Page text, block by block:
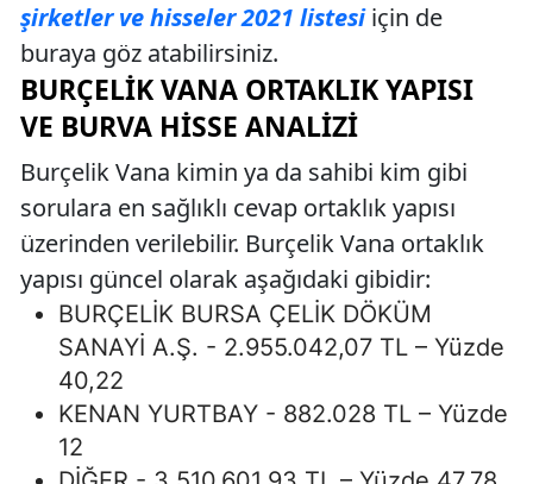
şirketler ve hisseler 2021 listesiiçin de
buraya göz atabilirsiniz.
BURÇELIK VANA ORTAKLIK YAPISI
VE BURVA HISSE ANALIZI
Burçelik Vana kimin ya da sahibi kim gibi
sorulara en sağlıklı cevap ortaklık yapısı
üzerinden verilebilir. Burçelik Vana ortaklık
yapısı güncel olarak aşağıdaki gibidir:
BURÇELİK BURSA ÇELİK DÖKÜM
SANAYİ A.Ş. - 2.955.042,07 TL – Yüzde
40,22
KENAN YURTBAY - 882.028 TL – Yüzde
12